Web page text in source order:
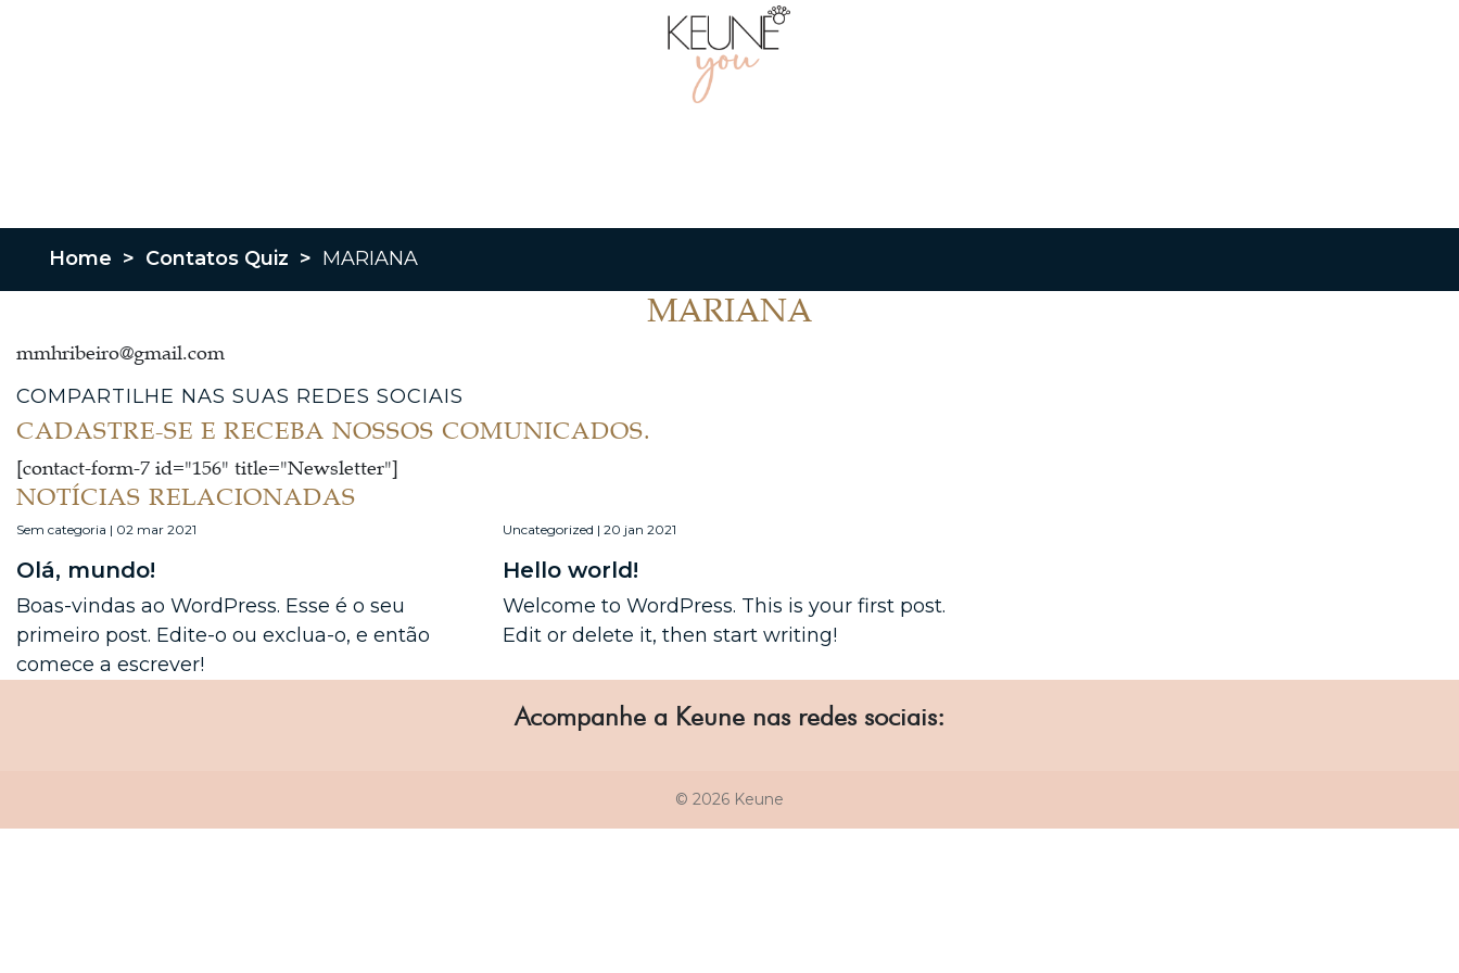
Home > Contatos Quiz > MARIANA
MARIANA
mmhribeiro@gmail.com
COMPARTILHE NAS SUAS REDES SOCIAIS
CADASTRE-SE E RECEBA NOSSOS COMUNICADOS.
[contact-form-7 id="156" title="Newsletter"]
NOTÍCIAS RELACIONADAS
Sem categoria | 02 mar 2021
Olá, mundo!
Boas-vindas ao WordPress. Esse é o seu
primeiro post. Edite-o ou exclua-o, e então
comece a escrever!
Uncategorized | 20 jan 2021
Hello world!
Welcome to WordPress. This is your first post.
Edit or delete it, then start writing!
Acompanhe a Keune nas redes sociais:
© 2026 Keune